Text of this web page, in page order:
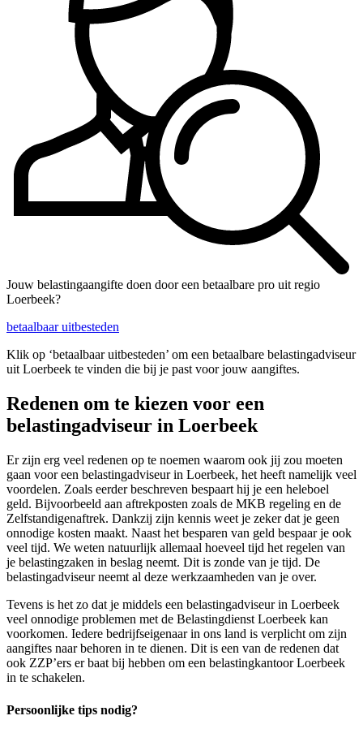
Jouw belastingaangifte doen door een betaalbare pro uit regio
Loerbeek?
betaalbaar uitbesteden
Klik op ‘betaalbaar uitbesteden’ om een betaalbare belastingadviseur
uit Loerbeek te vinden die bij je past voor jouw aangiftes.
Redenen om te kiezen voor een
belastingadviseur in Loerbeek
Er zijn erg veel redenen op te noemen waarom ook jij zou moeten
gaan voor een belastingadviseur in Loerbeek, het heeft namelijk veel
voordelen. Zoals eerder beschreven bespaart hij je een heleboel
geld. Bijvoorbeeld aan aftrekposten zoals de MKB regeling en de
Zelfstandigenaftrek. Dankzij zijn kennis weet je zeker dat je geen
onnodige kosten maakt. Naast het besparen van geld bespaar je ook
veel tijd. We weten natuurlijk allemaal hoeveel tijd het regelen van
je belastingzaken in beslag neemt. Dit is zonde van je tijd. De
belastingadviseur neemt al deze werkzaamheden van je over.
Tevens is het zo dat je middels een belastingadviseur in Loerbeek
veel onnodige problemen met de Belastingdienst Loerbeek kan
voorkomen. Iedere bedrijfseigenaar in ons land is verplicht om zijn
aangiftes naar behoren in te dienen. Dit is een van de redenen dat
ook ZZP’ers er baat bij hebben om een belastingkantoor Loerbeek
in te schakelen.
Persoonlijke tips nodig?